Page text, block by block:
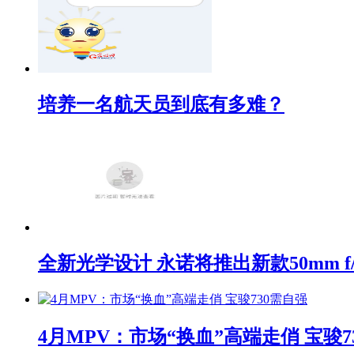
培养一名航天员到底有多难？
全新光学设计 永诺将推出新款50mm
4月MPV：市场“换血”高端走俏 宝骏